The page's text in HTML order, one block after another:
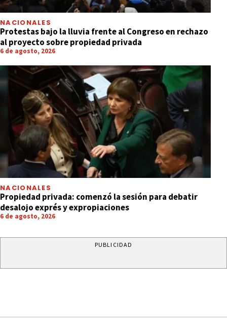
NACIONALES
Protestas bajo la lluvia frente al Congreso en rechazo
al proyecto sobre propiedad privada
6 de agosto, 2026
NACIONALES
Propiedad privada: comenzó la sesión para debatir
desalojo exprés y expropiaciones
6 de agosto, 2026
PUBLICIDAD